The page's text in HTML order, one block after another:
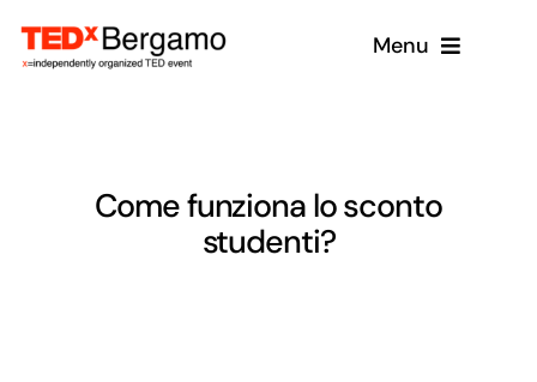
Menu
Eventi
Come funziona lo sconto
studenti?